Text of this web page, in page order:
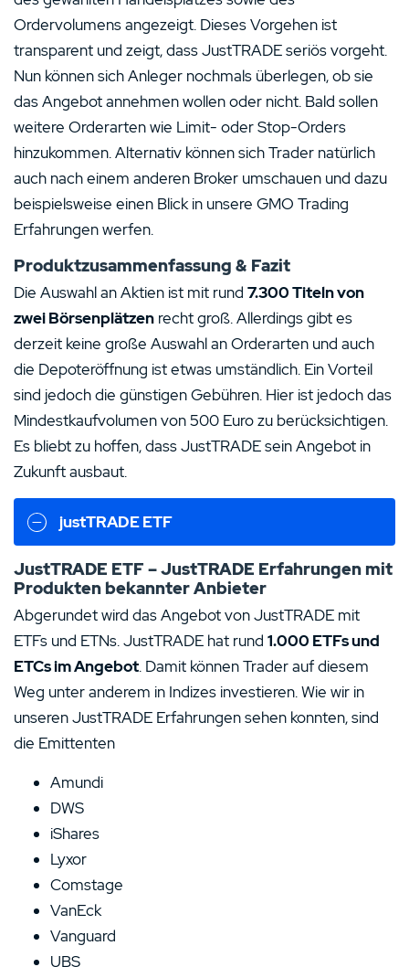
Ordervolumens angezeigt. Dieses Vorgehen ist
transparent und zeigt, dass JustTRADE seriös vorgeht.
Nun können sich Anleger nochmals überlegen, ob sie
das Angebot annehmen wollen oder nicht. Bald sollen
weitere Orderarten wie Limit- oder Stop-Orders
hinzukommen. Alternativ können sich Trader natürlich
auch nach einem anderen Broker umschauen und dazu
beispielsweise einen Blick in unsere GMO Trading
Erfahrungen werfen.
Produktzusammenfassung & Fazit
Die Auswahl an Aktien ist mit rund 7.300 Titeln von
zwei Börsenplätzen recht groß. Allerdings gibt es
derzeit keine große Auswahl an Orderarten und auch
die Depoteröffnung ist etwas umständlich. Ein Vorteil
sind jedoch die günstigen Gebühren. Hier ist jedoch das
Mindestkaufvolumen von 500 Euro zu berücksichtigen.
Es bliebt zu hoffen, dass JustTRADE sein Angebot in
Zukunft ausbaut.
justTRADE ETF
JustTRADE ETF – JustTRADE Erfahrungen mit
Produkten bekannter Anbieter
Abgerundet wird das Angebot von JustTRADE mit
ETFs und ETNs. JustTRADE hat rund 1.000 ETFs und
ETCs im Angebot. Damit können Trader auf diesem
Weg unter anderem in Indizes investieren. Wie wir in
unseren JustTRADE Erfahrungen sehen konnten, sind
die Emittenten
Amundi
DWS
iShares
Lyxor
Comstage
VanEck
Vanguard
UBS